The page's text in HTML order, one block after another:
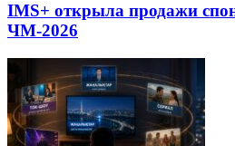
IMS+ открыла продажи
ЧМ-2026